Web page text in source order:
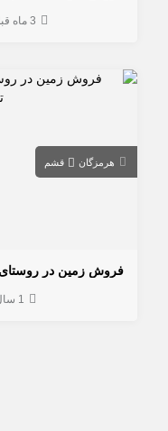
3 ماه قبل
هرمزگان قشم
فروش زمین در
1 سال قبل